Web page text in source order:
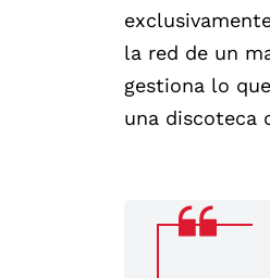
la red de un
gestiona lo
una discoteca